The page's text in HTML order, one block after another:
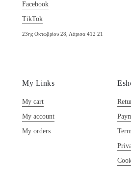
Facebook
TikTok
23ης Οκτωβρίου 28, Λάρισα 412 21
My Links
My cart
My account
My orders